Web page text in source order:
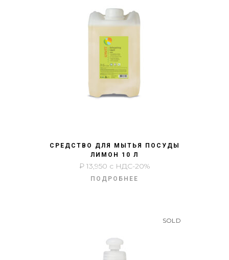
СРЕДСТВО ДЛЯ МЫТЬЯ ПОСУДЫ
ЛИМОН 10 Л
₽13,950 с НДС-20%
ПОДРОБНЕЕ
SOLD